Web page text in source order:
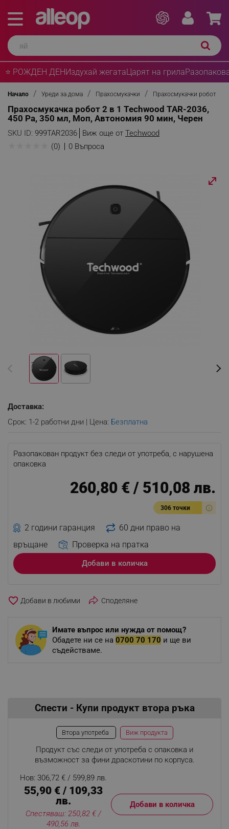
⭐ РОЖДЕН ДЕНИздухай жегатаЦарят на грила
Начало Уреди за дома Прахосмукачки Прахосмукачки робот
Прахосмукачка робот 2 в 1 Techwood TAR-2036,
450 Pa, 350 мл, Моп, Автономия 90 мин, Черен
SKU ID: 999TAR2036 Виж още от Techwood
(0) 0 Въпроса
Доставка:
Срок: 1-2 работни дни | Цена: Безплатна
Разопакован продукт без следи от употреба, с нарушена
опаковка
260,80 € / 510,08 лв.
306 точки
2 години гаранция
60 дни право на
връщане
Проверка на пратка
Добави в количка
favorite_border Споделяне
Имате въпрос или нужда от помощ?
Обадете ни се на 0700 70 170 и ще ви
съдействаме.
Спести - Купи продукт втора ръка
Втора употреба Виж продукта
Продукт със следи от употреба с опаковка и
възможност за фини драскотини по корпуса.
Нов: 306,72 € / 599,89 лв.
55,90 € / 109,33
лв.
Спестяваш: 250,82 € /
490,56 лв.
Добави в количка